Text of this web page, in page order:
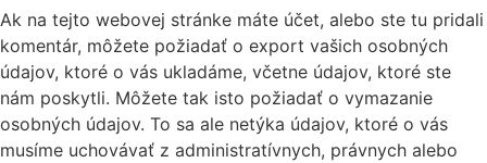
Ak na tejto webovej stránke máte účet, alebo ste tu pridali
komentár, môžete požiadať o export vašich osobných
údajov, ktoré o vás ukladáme, včetne údajov, ktoré ste
nám poskytli. Môžete tak isto požiadať o vymazanie
osobných údajov. To sa ale netýka údajov, ktoré o vás
musíme uchovávať z administratívnych, právnych alebo